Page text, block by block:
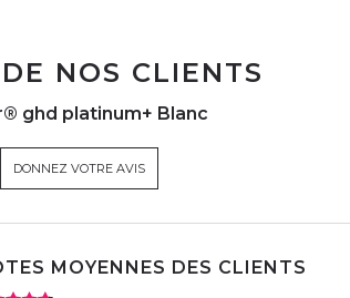
NOS CLIENTS
ghd platinum+ Blanc
DONNEZ VOTRE AVIS
MOYENNES DES CLIENTS